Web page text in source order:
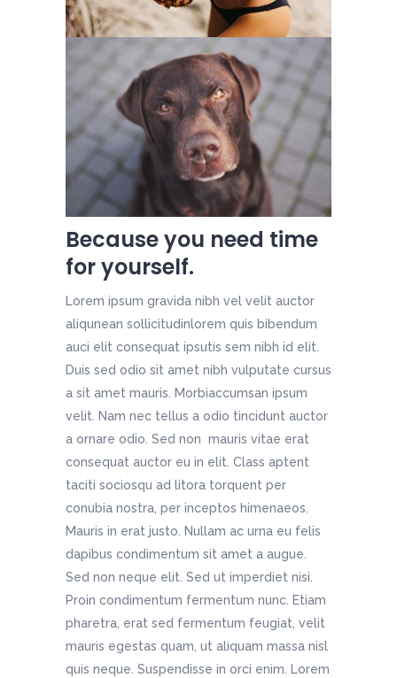
Because you need time
for yourself.
Lorem ipsum gravida nibh vel velit auctor
aliqunean sollicitudinlorem quis bibendum
auci elit consequat ipsutis sem nibh id elit.
Duis sed odio sit amet nibh vulputate cursus
a sit amet mauris. Morbiaccumsan ipsum
velit. Nam nec tellus a odio tincidunt auctor
a ornare odio. Sed non mauris vitae erat
consequat auctor eu in elit. Class aptent
taciti sociosqu ad litora torquent per
conubia nostra, per inceptos himenaeos.
Mauris in erat justo. Nullam ac urna eu felis
dapibus condimentum sit amet a augue.
Sed non neque elit. Sed ut imperdiet nisi.
Proin condimentum fermentum nunc. Etiam
pharetra, erat sed fermentum feugiat, velit
mauris egestas quam, ut aliquam massa nisl
quis neque. Suspendisse in orci enim. Lorem